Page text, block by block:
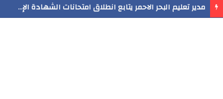
مدير تعليم البحر الاحمر يتابع انطلاق امتحانات الشهادة الإعدادية ويؤكد: الانضباط